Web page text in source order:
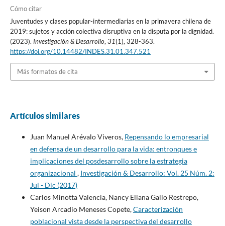
Cómo citar
Juventudes y clases popular-intermediarias en la primavera chilena de
2019: sujetos y acción colectiva disruptiva en la disputa por la dignidad.
(2023). Investigación & Desarrollo, 31(1), 328-363.
https://doi.org/10.14482/INDES.31.01.347.521
Más formatos de cita
Artículos similares
Juan Manuel Arévalo Viveros, Repensando lo empresarial
en defensa de un desarrollo para la vida: entronques e
implicaciones del posdesarrollo sobre la estrategia
organizacional , Investigación & Desarrollo: Vol. 25 Núm. 2:
Jul - Dic (2017)
Carlos Minotta Valencia, Nancy Eliana Gallo Restrepo,
Yeison Arcadio Meneses Copete,Caracterización
poblacional vista desde la perspectiva del desarrollo